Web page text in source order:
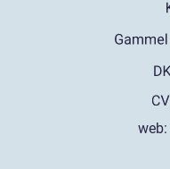
web: